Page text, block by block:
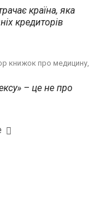
країна, яка
кредиторів
книжок про медицину,
– це не про